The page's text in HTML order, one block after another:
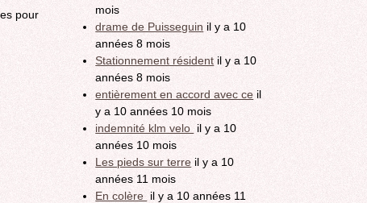
pour
mois
drame de Puisseguin il y a 10
années 8 mois
Stationnement résident il y a 10
années 8 mois
entièrement en accord avec ce il
y a 10 années 10 mois
indemnité klm velo il y a 10
années 10 mois
Les pieds sur terre il y a 10
années 11 mois
En colère il y a 10 années 11